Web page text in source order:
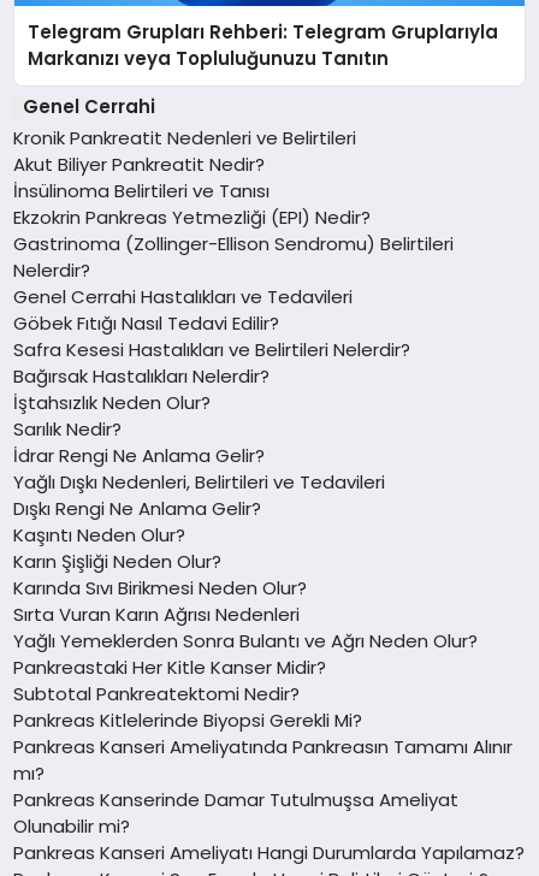
Telegram Grupları Rehberi: Telegram Gruplarıyla
Markanızı veya Topluluğunuzu Tanıtın
Genel Cerrahi
Kronik Pankreatit Nedenleri ve Belirtileri
Akut Biliyer Pankreatit Nedir?
İnsülinoma Belirtileri ve Tanısı
Ekzokrin Pankreas Yetmezliği (EPI) Nedir?
Gastrinoma (Zollinger-Ellison Sendromu) Belirtileri
Nelerdir?
Genel Cerrahi Hastalıkları ve Tedavileri
Göbek Fıtığı Nasıl Tedavi Edilir?
Safra Kesesi Hastalıkları ve Belirtileri Nelerdir?
Bağırsak Hastalıkları Nelerdir?
İştahsızlık Neden Olur?
Sarılık Nedir?
İdrar Rengi Ne Anlama Gelir?
Yağlı Dışkı Nedenleri, Belirtileri ve Tedavileri
Dışkı Rengi Ne Anlama Gelir?
Kaşıntı Neden Olur?
Karın Şişliği Neden Olur?
Karında Sıvı Birikmesi Neden Olur?
Sırta Vuran Karın Ağrısı Nedenleri
Yağlı Yemeklerden Sonra Bulantı ve Ağrı Neden Olur?
Pankreastaki Her Kitle Kanser Midir?
Subtotal Pankreatektomi Nedir?
Pankreas Kitlelerinde Biyopsi Gerekli Mi?
Pankreas Kanseri Ameliyatında Pankreasın Tamamı Alınır
mı?
Pankreas Kanserinde Damar Tutulmuşsa Ameliyat
Olunabilir mi?
Pankreas Kanseri Ameliyatı Hangi Durumlarda Yapılamaz?